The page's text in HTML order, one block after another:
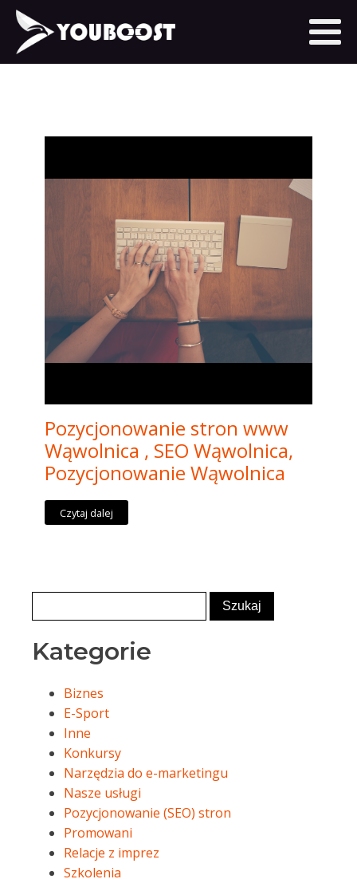
Pozycjonowanie stron www
Wąwolnica , SEO Wąwolnica,
Pozycjonowanie Wąwolnica
Czytaj dalej
Kategorie
Biznes
E-Sport
Inne
Konkursy
Narzędzia do e-marketingu
Nasze usługi
Pozycjonowanie (SEO) stron
Promowani
Relacje z imprez
Szkolenia